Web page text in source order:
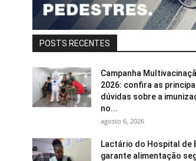
POSTS RECENTES
Campanha
2026: confira as
dúvidas sobre a
no...
agosto 6, 2026
Lactário do Hospital de
garante alimentação